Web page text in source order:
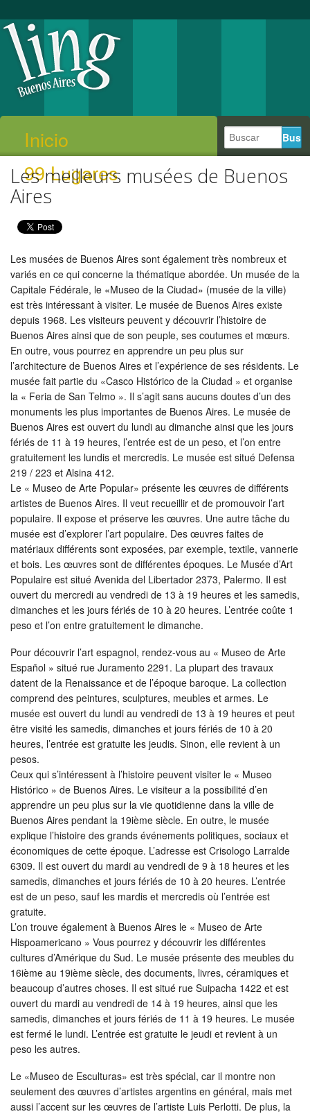
Inicio
99 Lugares
Les meilleurs musées de Buenos
Aires
Les musées de Buenos Aires sont également très nombreux et
variés en ce qui concerne la thématique abordée. Un musée de la
Capitale Fédérale, le «Museo de la Ciudad» (musée de la ville)
est très intéressant à visiter. Le musée de Buenos Aires existe
depuis 1968. Les visiteurs peuvent y découvrir l’histoire de
Buenos Aires ainsi que de son peuple, ses coutumes et mœurs.
En outre, vous pourrez en apprendre un peu plus sur
l’architecture de Buenos Aires et l’expérience de ses résidents. Le
musée fait partie du «Casco Histórico de la Ciudad » et organise
la « Feria de San Telmo ». Il s’agit sans aucuns doutes d’un des
monuments les plus importantes de Buenos Aires. Le musée de
Buenos Aires est ouvert du lundi au dimanche ainsi que les jours
fériés de 11 à 19 heures, l’entrée est de un peso, et l’on entre
gratuitement les lundis et mercredis. Le musée est situé Defensa
219 / 223 et Alsina 412.
Le « Museo de Arte Popular» présente les œuvres de différents
artistes de Buenos Aires. Il veut recueillir et de promouvoir l’art
populaire. Il expose et préserve les œuvres. Une autre tâche du
musée est d’explorer l’art populaire. Des œuvres faites de
matériaux différents sont exposées, par exemple, textile, vannerie
et bois. Les œuvres sont de différentes époques. Le Musée d’Art
Populaire est situé Avenida del Libertador 2373, Palermo. Il est
ouvert du mercredi au vendredi de 13 à 19 heures et les samedis,
dimanches et les jours fériés de 10 à 20 heures. L’entrée coûte 1
peso et l’on entre gratuitement le dimanche.
Pour découvrir l’art espagnol, rendez-vous au « Museo de Arte
Español » situé rue Juramento 2291. La plupart des travaux
datent de la Renaissance et de l’époque baroque. La collection
comprend des peintures, sculptures, meubles et armes. Le
musée est ouvert du lundi au vendredi de 13 à 19 heures et peut
être visité les samedis, dimanches et jours fériés de 10 à 20
heures, l’entrée est gratuite les jeudis. Sinon, elle revient à un
pesos.
Ceux qui s’intéressent à l’histoire peuvent visiter le « Museo
Histórico » de Buenos Aires. Le visiteur a la possibilité d’en
apprendre un peu plus sur la vie quotidienne dans la ville de
Buenos Aires pendant la 19ième siècle. En outre, le musée
explique l’histoire des grands événements politiques, sociaux et
économiques de cette époque. L’adresse est Crisologo Larralde
6309. Il est ouvert du mardi au vendredi de 9 à 18 heures et les
samedis, dimanches et jours fériés de 10 à 20 heures. L’entrée
est de un peso, sauf les mardis et mercredis où l’entrée est
gratuite.
L’on trouve également à Buenos Aires le « Museo de Arte
Hispoamericano » Vous pourrez y découvrir les différentes
cultures d’Amérique du Sud. Le musée présente des meubles du
16ième au 19ième siècle, des documents, livres, céramiques et
beaucoup d’autres choses. Il est situé rue Suipacha 1422 et est
ouvert du mardi au vendredi de 14 à 19 heures, ainsi que les
samedis, dimanches et jours fériés de 11 à 19 heures. Le musée
est fermé le lundi. L’entrée est gratuite le jeudi et revient à un
peso les autres.
Le «Museo de Esculturas» est très spécial, car il montre non
seulement des œuvres d’artistes argentins en général, mais met
aussi l’accent sur les œuvres de l’artiste Luis Perlotti. De plus, la